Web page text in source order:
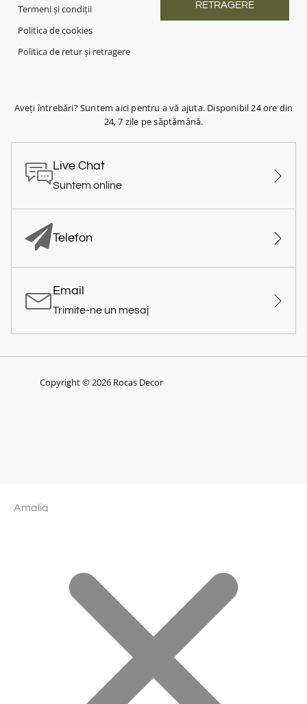
Termeni și condiții
Politica de cookies
Politica de retur și retragere
RETRAGERE
Aveți întrebări? Suntem aici pentru a vă ajuta. Disponibil 24 ore din
24, 7 zile pe săptămână.
Live Chat
Suntem online
Telefon
Email
Trimite-ne un mesaj
Copyright © 2026 Rocas Decor
Amalia